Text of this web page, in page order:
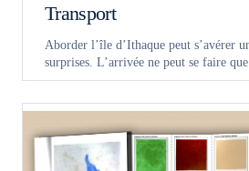
Transport
Aborder l’île d’Ithaque peut s’avérer
surprises. L’arrivée ne peut se faire que